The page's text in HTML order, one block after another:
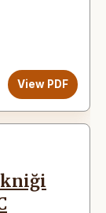
View PDF